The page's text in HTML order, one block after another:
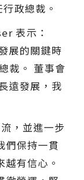
政總裁。
表示：
展的關鍵時
裁。 董事會
遠發展，我
，並進一步
們保持一貫
有信心。